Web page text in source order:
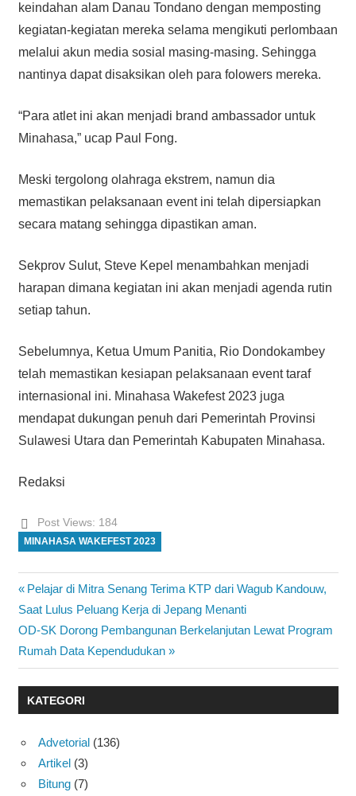
keindahan alam Danau Tondano dengan memposting
kegiatan-kegiatan mereka selama mengikuti perlombaan
melalui akun media sosial masing-masing. Sehingga
nantinya dapat disaksikan oleh para folowers mereka.
“Para atlet ini akan menjadi brand ambassador untuk
Minahasa,” ucap Paul Fong.
Meski tergolong olahraga ekstrem, namun dia
memastikan pelaksanaan event ini telah dipersiapkan
secara matang sehingga dipastikan aman.
Sekprov Sulut, Steve Kepel menambahkan menjadi
harapan dimana kegiatan ini akan menjadi agenda rutin
setiap tahun.
Sebelumnya, Ketua Umum Panitia, Rio Dondokambey
telah memastikan kesiapan pelaksanaan event taraf
internasional ini. Minahasa Wakefest 2023 juga
mendapat dukungan penuh dari Pemerintah Provinsi
Sulawesi Utara dan Pemerintah Kabupaten Minahasa.
Redaksi
Post Views: 184
MINAHASA WAKEFEST 2023
Navigasi
pos
Previous
Post:
Pelajar di Mitra Senang Terima KTP dari Wagub Kandouw,
Saat Lulus Peluang Kerja di Jepang Menanti
Next
Post:
OD-SK Dorong Pembangunan Berkelanjutan Lewat Program
Rumah Data Kependudukan
KATEGORI
Advetorial (136)
Artikel (3)
Bitung (7)